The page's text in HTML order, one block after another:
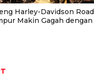
Harley-Davidson
Makin Gagah